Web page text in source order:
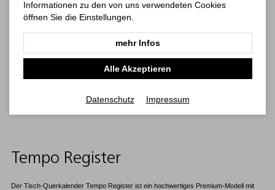
Tempo Register
Der Tisch-Querkalender Tempo Register ist ein hochwertiges Premium-Modell mit
Informationen zu den von uns verwendeten Cookies
öffnen Sie die Einstellungen.
mehr Infos
Alle Akzeptieren
Datenschutz Impressum